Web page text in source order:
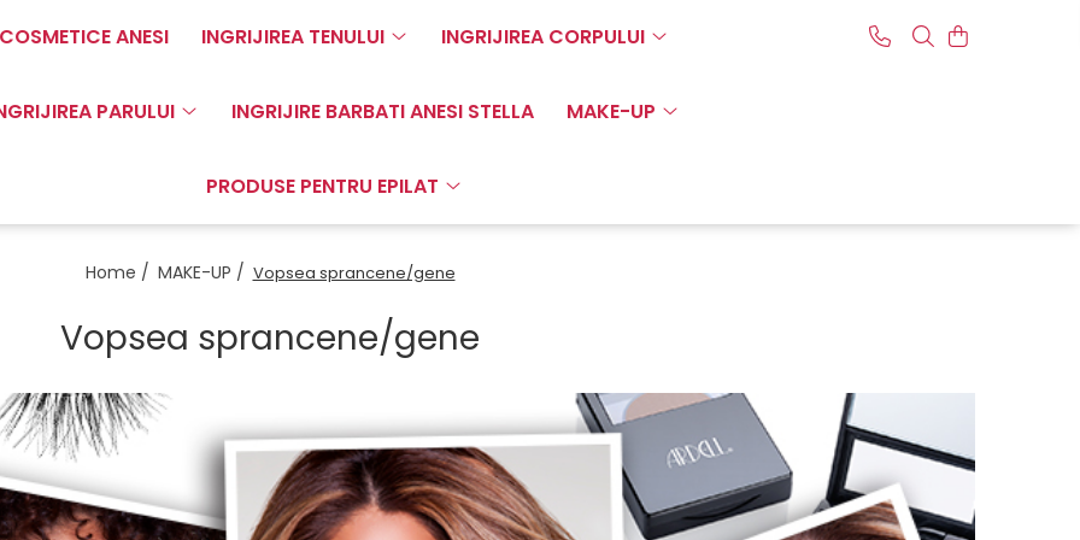
COSMETICE ANESI INGRIJIREA TENULUI INGRIJIREA CORPULUI
PARULUI INGRIJIRE BARBATI ANESI STELLA MAKE-UP
PRODUSE PENTRU EPILAT
Home / MAKE-UP / Vopsea sprancene/gene
Vopsea sprancene/gene